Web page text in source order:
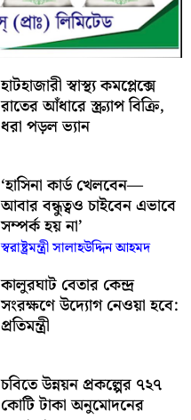
হাটহাজারী স্বাস্থ্য কমপ্লেক্সে
রাতের আঁধারে স্ক্র্যাপ বিক্রি,
ধরা পড়ল ভ্যান
‘হাসিনা কার্ড খেলবেন—
আবার বন্ধুত্বও চাইবেন এভাবে
সম্পর্ক হয় না’
স্বরাষ্ট্রমন্ত্রী সালাহউদ্দিন আহমদ
কালুরঘাট বেতার কেন্দ্র
সংরক্ষণে উদ্যোগ নেওয়া হবে:
প্রতিমন্ত্রী
চবিতে উন্নয়ন প্রকল্পের ৭২৭
কোটি টাকা অনুমোদনের